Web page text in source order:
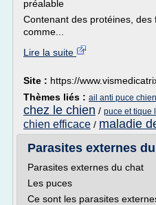
préalable
Contenant des protéines, des
comme...
Lire la suite
Site : https://
Thèmes liés : ail anti puce chien
chez le chien / puce et tique
chien efficace / maladie
Parasites externes
Parasites externes du chat
Les puces
Ce sont les parasites